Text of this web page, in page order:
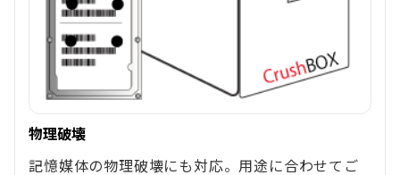
物理破壊
記憶媒体の物理破壊にも対応。用途に合わせてご